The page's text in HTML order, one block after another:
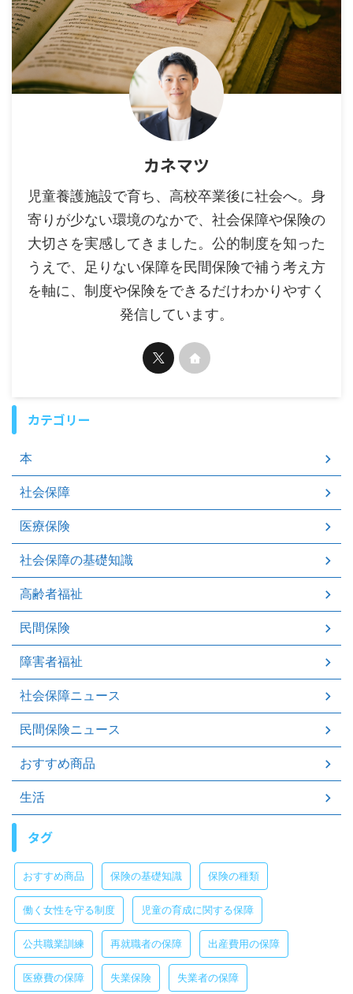
カネマツ
児童養護施設で育ち、高校卒業後に社会へ。身
寄りが少ない環境のなかで、社会保障や保険の
大切さを実感してきました。公的制度を知った
うえで、足りない保障を民間保険で補う考え方
を軸に、制度や保険をできるだけわかりやすく
発信しています。
カテゴリー
本
社会保障
医療保険
社会保障の基礎知識
高齢者福祉
民間保険
障害者福祉
社会保障ニュース
民間保険ニュース
おすすめ商品
生活
タグ
おすすめ商品 保険の基礎知識 保険の種類
働く女性を守る制度 児童の育成に関する保障
公共職業訓練 再就職者の保障 出産費用の保障
医療費の保障 失業保険 失業者の保障